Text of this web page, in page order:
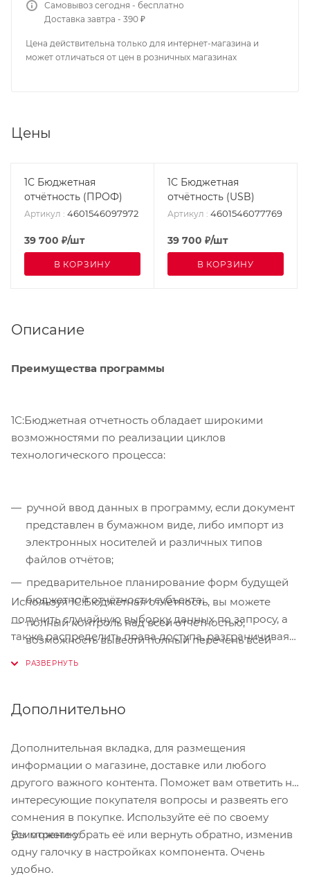
Самовывоз сегодня - бесплатно
Доставка завтра - 390 ₽
Цена действительна только для интернет-магазина и
может отличаться от цен в розничных магазинах
Цены
1С Бюджетная
отчётность (ПРОФ)
Артикул : 4601546097972
39 700 ₽/шт
В КОРЗИНУ
1С Бюджетная
отчётность (USB)
Артикул : 4601546077769
39 700 ₽/шт
В КОРЗИНУ
Описание
Преимущества программы
1С:Бюджетная отчетность обладает широкими
возможностями по реализации циклов
технологического процесса:
ручной ввод данных в программу, если документ
представлен в бумажном виде, либо импорт из
электронных носителей и различных типов
файлов отчётов;
предварительное планирование форм будущей
бюджетной отчётности субъекта;
полный контроль над всей отчётностью,
возможность вывести полный перечень всей
документации;
отследить их изменения;
- форматный, межформенный и
внутриформенный. Также при необходимости
отчёты можно поэтапно объединять и
формировать статус во время их обработки;
подключаемые отдельно алгоритмы
обеспечивают выгрузку данных в любой удобном
для дальнейшего использования формате;
Используя 1С:Бюджетная отчетность, вы можете
получить случайную выборку данных по запросу, а
также распределить права доступа, разграничивая
Дополнительно
Дополнительная вкладка, для размещения
информации о магазине, доставке или любого
другого важного контента. Поможет вам ответить на
интересующие покупателя вопросы и развеять его
сомнения в покупке. Используйте её по своему
усмотрению.
Вы можете убрать её или вернуть обратно, изменив
одну галочку в настройках компонента. Очень
удобно.